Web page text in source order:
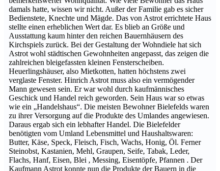
damals hatte, wissen wir nicht. Außer der Familie gab es sicher
Bedienstete, Knechte und Mägde. Das von Astrot errichtete Haus
stellte einen erheblichen Wert dar. Es blieb an Größe und
Ausstattung kaum hinter den reichen Bauernhäusern des
Kirchspiels zurück. Bei der Gestaltung der Wohndiele hat sich
Astrot wohl städtischen Gewohnheiten angepasst, das zeigen die
zahlreichen bleigefassten kleinen Fensterscheiben.
Heuerlingshäuser, also Mietkotten, hatten höchstens zwei
verglaste Fenster. Hinrich Astrot muss also ein vermögender
Mann gewesen sein. Er war wohl durch kaufmännisches
Geschick und Handel reich geworden. Sein Haus war so etwas
wie ein „Handelshaus“. Die meisten Bewohner Bielefelds waren
zu ihrer Versorgung auf die Produkte des Umlandes angewiesen.
Daraus ergab sich ein lebhafter Handel. Die Bielefelder
benötigten vom Umland Lebensmittel und Haushaltswaren:
Butter, Käse, Speck, Fleisch, Fisch, Wachs, Honig, Öl. Ferner
Steinobst, Kastanien, Mehl, Graupen, Seife, Tabak, Leder,
Flachs, Hanf, Eisen, Blei , Messing, Eisentöpfe, Pfannen . Der
Kaufmann Astrot konnte nun die Produkte der Bauern in die